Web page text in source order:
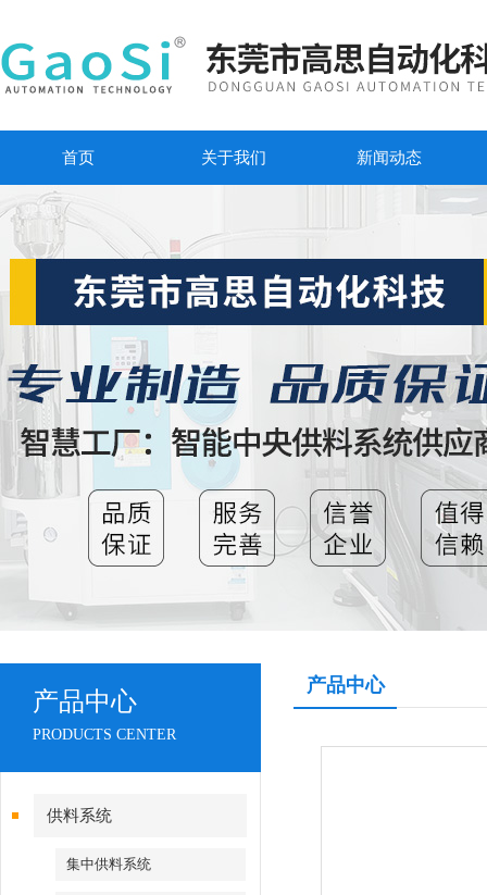
首页 关于我们 新闻动态
产品中心
PRODUCTS CENTER
供料系统
集中供料系统
产品中心